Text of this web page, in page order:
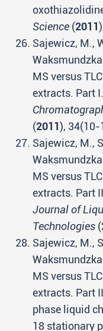
Science (2011
Sajewicz, M.,
MS versus
extracts. Part
(2011), 34(10-
Sajewicz, M.,
MS versus
extracts. Part
Journal of
Technologies (
Sajewicz, M.,
MS versus
extracts. Part
phase liquid
18 stationary